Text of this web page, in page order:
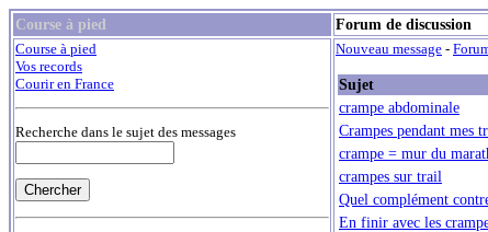
Course à pied Forum de discussion
Course à pied
Vos records
Courir en France
Recherche dans le sujet des messages
Nouveau message -
Sujet
crampe abdominale
Crampes pendant mes
crampe = mur du
crampes sur trail
Quel complément
En finir avec les